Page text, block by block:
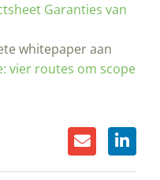
Garanties van
whitepaper aan
vier routes om scope